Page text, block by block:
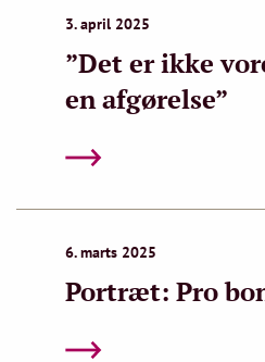
3. april 2025
”Det er ikke
en afgørelse”
6. marts 2025
Portræt: Pro